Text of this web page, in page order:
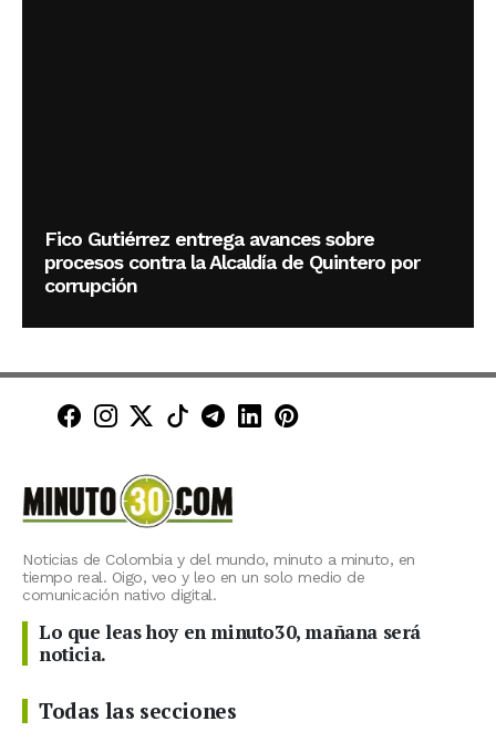
Fico Gutiérrez entrega avances sobre
procesos contra la Alcaldía de Quintero por
corrupción
Minuto30 en Facebook
Minuto30 en Instagram
Minuto30 en X (Twitter)
Minuto30 en TikTok
Canal de Minuto30 en
Minuto30 en LinkedIn
Minuto30 en
Noticias de Colombia y del mundo, minuto a minuto, en
tiempo real. Oigo, veo y leo en un solo medio de
comunicación nativo digital.
Lo que leas hoy en minuto30, mañana será
noticia.
Todas las secciones